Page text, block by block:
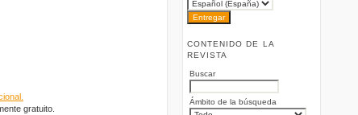
CONTENIDO DE LA
REVISTA
Buscar
Ámbito de la búsqueda
gratuito.